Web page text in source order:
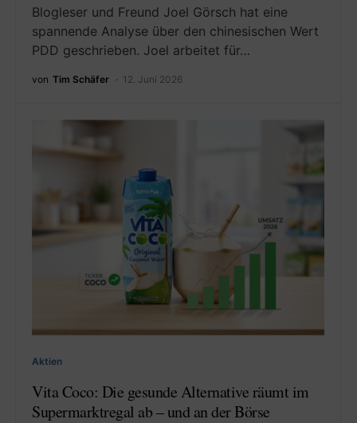
Blogleser und Freund Joel Görsch hat eine
spannende Analyse über den chinesischen Wert
PDD geschrieben. Joel arbeitet für…
von Tim Schäfer 12. Juni 2026
Aktien
Vita Coco: Die gesunde Alternative räumt im
Supermarktregal ab – und an der Börse